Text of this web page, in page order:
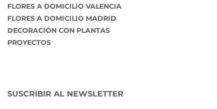
FLORES A DOMICILIO VALENCIA
FLORES A DOMICILIO MADRID
DECORACIÓN CON PLANTAS
PROYECTOS
SUSCRIBIR AL NEWSLETTER